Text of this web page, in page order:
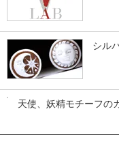
シル
天使、妖精モチーフの